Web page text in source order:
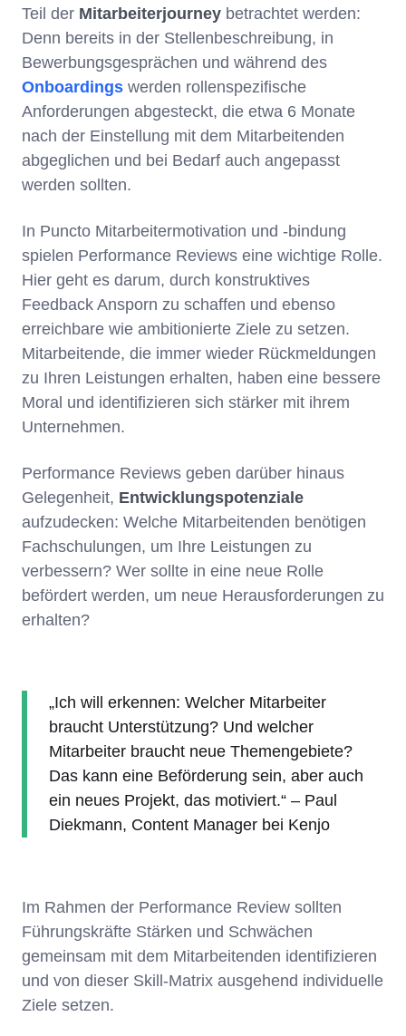
Teil der Mitarbeiterjourney betrachtet werden:
Denn bereits in der Stellenbeschreibung, in
Bewerbungsgesprächen und während des
Onboardings werden rollenspezifische
Anforderungen abgesteckt, die etwa 6 Monate
nach der Einstellung mit dem Mitarbeitenden
abgeglichen und bei Bedarf auch angepasst
werden sollten.
In Puncto Mitarbeitermotivation und -bindung
spielen Performance Reviews eine wichtige Rolle.
Hier geht es darum, durch konstruktives
Feedback Ansporn zu schaffen und ebenso
erreichbare wie ambitionierte Ziele zu setzen.
Mitarbeitende, die immer wieder Rückmeldungen
zu Ihren Leistungen erhalten, haben eine bessere
Moral und identifizieren sich stärker mit ihrem
Unternehmen.
Performance Reviews geben darüber hinaus
Gelegenheit, Entwicklungspotenziale
aufzudecken: Welche Mitarbeitenden benötigen
Fachschulungen, um Ihre Leistungen zu
verbessern? Wer sollte in eine neue Rolle
befördert werden, um neue Herausforderungen zu
erhalten?
„Ich will erkennen: Welcher Mitarbeiter
braucht Unterstützung? Und welcher
Mitarbeiter braucht neue Themengebiete?
Das kann eine Beförderung sein, aber auch
ein neues Projekt, das motiviert.“ – Paul
Diekmann, Content Manager bei Kenjo
Im Rahmen der Performance Review sollten
Führungskräfte Stärken und Schwächen
gemeinsam mit dem Mitarbeitenden identifizieren
und von dieser Skill-Matrix ausgehend individuelle
Ziele setzen.